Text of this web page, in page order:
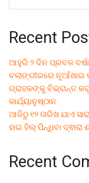
Recent
ଆହୁରି ୨ ଦିନ ପ୍ରବଳ ବର୍ଷା
ବଲାଙ୍ଗୀରରେ ନୂଆଁଖାଇ
ଗ୍ରାହକଙ୍କୁ ବିଭ୍ରାନ୍ତ
କାର୍ଯ୍ୟାନୁଷ୍ଠାନ
ଆଜିଠୁ ୧୨ ତାରିଖ ଯାଏ
ହାଇ ହିଲ୍ ପିନ୍ଧିବା
Recent